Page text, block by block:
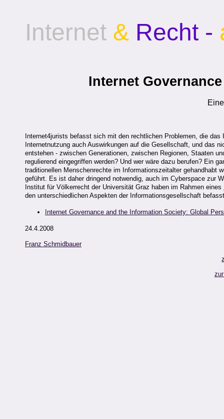
Internet & Recht -
Internet
Internet4jurists befasst sich mit den rechtlichen Problemen, die
Internetnutzung auch Auswirkungen auf die Gesellschaft, und das
entstehen - zwischen Generationen, zwischen Regionen, Staaten
regulierend eingegriffen werden? Und wer wäre dazu berufen? Ein
traditionellen Menschenrechte im Informationszeitalter gehandhabt
geführt. Es ist daher dringend notwendig, auch im Cyberspace zur
Institut für Völkerrecht der Universität Graz haben im Rahmen eines
den unterschiedlichen Aspekten der Informationsgesellschaft
Internet Governance and the Information Society: Global
24.4.2008
Franz Schmidbauer